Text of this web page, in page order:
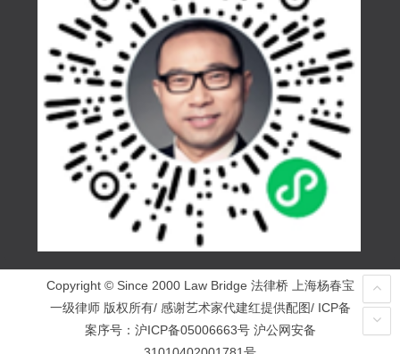
Copyright © Since 2000 Law Bridge 法律桥 上海杨春宝
一级律师 版权所有/ 感谢艺术家代建红提供配图/ ICP备
案序号： 沪ICP备05006663号 沪公网安备